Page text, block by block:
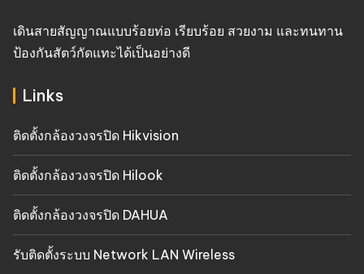
เดินสายสัญญาณแบบร้อยท่อ เรียบร้อย สวยงาม และทนทาน
ป้องกันสัตว์กัดแทะได้เป็นอย่างดี
Links
ติดตั้งกล้องวงจรปิด Hikvision
ติดตั้งกล้องวงจรปิด Hilook
ติดตั้งกล้องวงจรปิด DAHUA
รับติดตั้งระบบ Network LAN Wireless